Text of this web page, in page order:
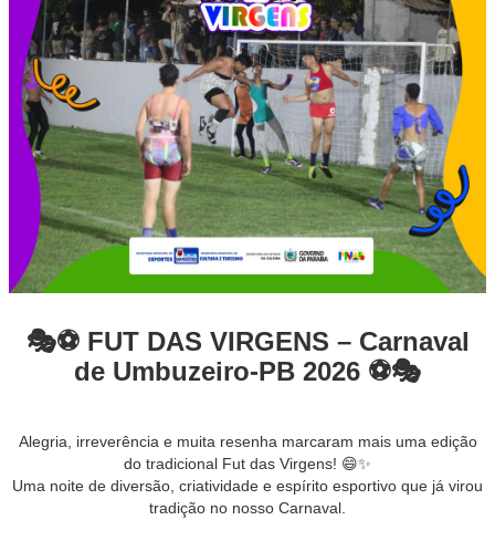
🎭⚽ FUT DAS VIRGENS – Carnaval
de Umbuzeiro-PB 2026 ⚽🎭
Alegria, irreverência e muita resenha marcaram mais uma edição
do tradicional Fut das Virgens! 😄✨
Uma noite de diversão, criatividade e espírito esportivo que já virou
tradição no nosso Carnaval.